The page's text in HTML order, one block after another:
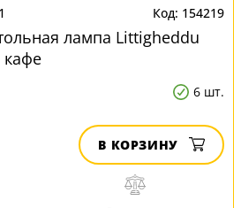
154219
лампа Littigheddu
кафе
6 шт.
В КОРЗИНУ